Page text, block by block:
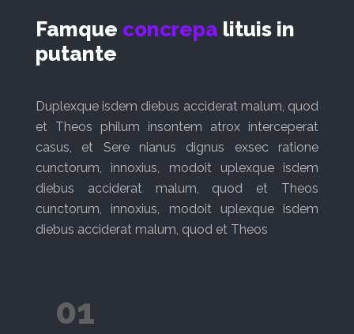
Famque concrepa lituis in
putante
Duplexque isdem diebus acciderat malum, quod
et Theos philum insontem atrox interceperat
casus, et Sere nianus dignus exsec ratione
cunctorum, innoxius, modoit uplexque isdem
diebus acciderat malum, quod et Theos
cunctorum, innoxius, modoit uplexque isdem
diebus acciderat malum, quod et Theos
01